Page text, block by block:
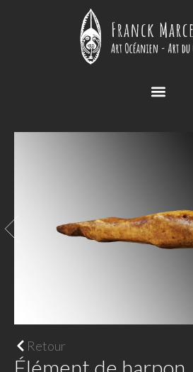
Retour
Élément de harpon